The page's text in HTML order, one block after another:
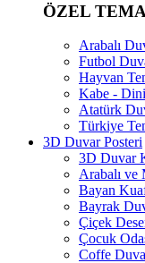
ÖZEL
Arabalı
Futbol
Hayvan
Kabe -
Atatürk
Türkiye
3D Duvar Posteri
3D Duvar
Arabalı ve
Bayan
Bayrak
Çiçek
Çocuk
Coffe